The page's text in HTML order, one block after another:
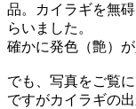
品。カイラギを無
らいました。
確かに発色（艶）
でも、写真をご覧
ですがカイラギの